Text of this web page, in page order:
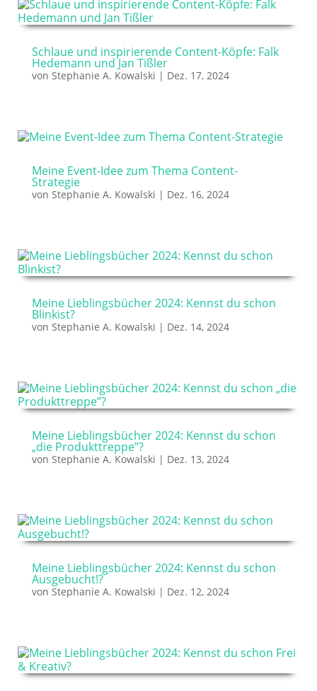
Schlaue und inspirierende Content-Köpfe: Falk
Hedemann und Jan Tißler
von Stephanie A. Kowalski | Dez. 17, 2024
Meine Event-Idee zum Thema Content-
Strategie
von Stephanie A. Kowalski | Dez. 16, 2024
Meine Lieblingsbücher 2024: Kennst du schon
Blinkist?
von Stephanie A. Kowalski | Dez. 14, 2024
Meine Lieblingsbücher 2024: Kennst du schon
„die Produkttreppe”?
von Stephanie A. Kowalski | Dez. 13, 2024
Meine Lieblingsbücher 2024: Kennst du schon
Ausgebucht!?
von Stephanie A. Kowalski | Dez. 12, 2024